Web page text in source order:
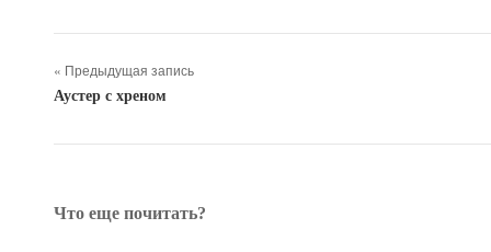
« Предыдущая запись
Аустер с хреном
Что еще почитать?